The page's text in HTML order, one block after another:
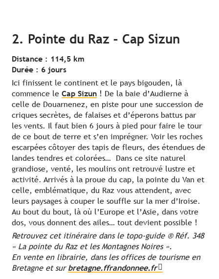
2. Pointe du Raz – Cap Sizun
Distance : 114,5 km
Durée : 6 jours
Ici finissent le continent et le pays bigouden, là
commence le Cap Sizun ! De la baie d’Audierne à
celle de Douarnenez, en piste pour une succession de
criques secrètes, de falaises et d’éperons battus par
les vents. Il faut bien 6 jours à pied pour faire le tour
de ce bout de terre et s’en imprégner. Voir les roches
escarpées côtoyer des tapis de fleurs, des étendues de
landes tendres et colorées… Dans ce site naturel
grandiose, venté, les moulins ont retrouvé lustre et
activité. Arrivés à la proue du cap, la pointe du Van et
celle, emblématique, du Raz vous attendent, avec
leurs paysages à couper le souffle sur la mer d’Iroise.
Au bout du bout, là où l’Europe et l’Asie, dans votre
dos, vous donnent des ailes… tout devient possible !
Retrouvez cet itinéraire dans le topo-guide ® Réf. 348
« La pointe du Raz et les Montagnes Noires ».
En vente en librairie, dans les offices de tourisme en
Bretagne et sur bretagne.ffrandonnee.fr